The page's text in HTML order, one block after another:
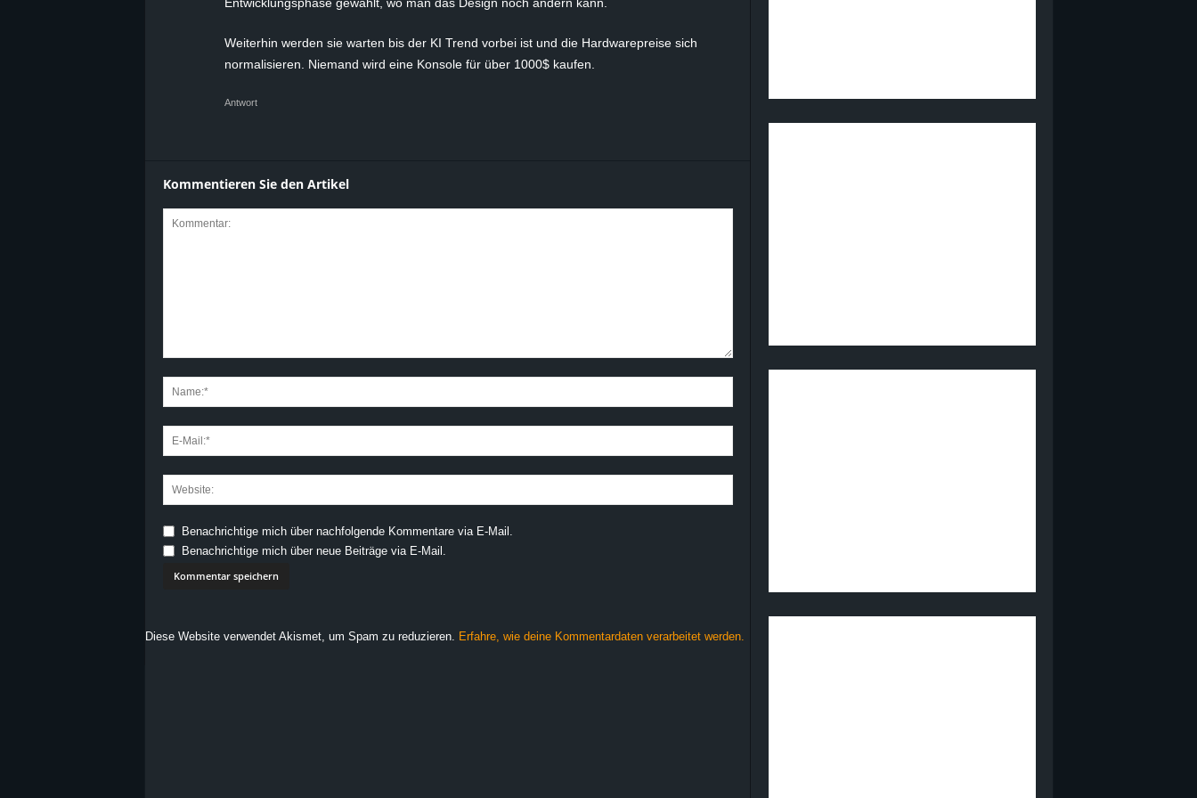
Weiterhin werden sie warten bis der KI Trend vorbei ist und die Hardwarepreise sich
normalisieren. Niemand wird eine Konsole für über 1000$ kaufen.
Antwort
Kommentieren Sie den Artikel
Benachrichtige mich über nachfolgende Kommentare via E-Mail.
Benachrichtige mich über neue Beiträge via E-Mail.
Diese Website verwendet Akismet, um Spam zu reduzieren. Erfahre, wie deine Kommentardaten verarbeitet werden.